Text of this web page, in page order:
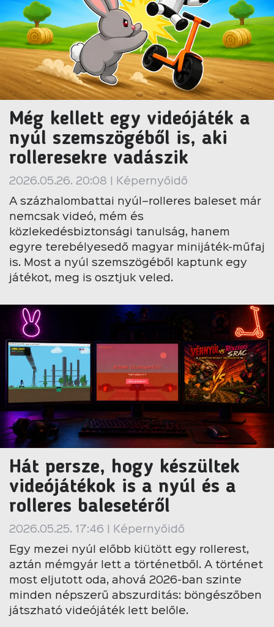
Még kellett egy videójáték a
nyúl szemszögéből is, aki
rolleresekre vadászik
2026.05.26. 20:08 | Képernyőidő
A százhalombattai nyúl–rolleres baleset már
nemcsak videó, mém és
közlekedésbiztonsági tanulság, hanem
egyre terebélyesedő magyar minijáték-műfaj
is. Most a nyúl szemszögéből kaptunk egy
játékot, meg is osztjuk veled.
Hát persze, hogy készültek
videójátékok is a nyúl és a
rolleres balesetéről
2026.05.25. 17:46 | Képernyőidő
Egy mezei nyúl előbb kiütött egy rollerest,
aztán mémgyár lett a történetből. A történet
most eljutott oda, ahová 2026-ban szinte
minden népszerű abszurditás: böngészőben
játszható videójáték lett belőle.